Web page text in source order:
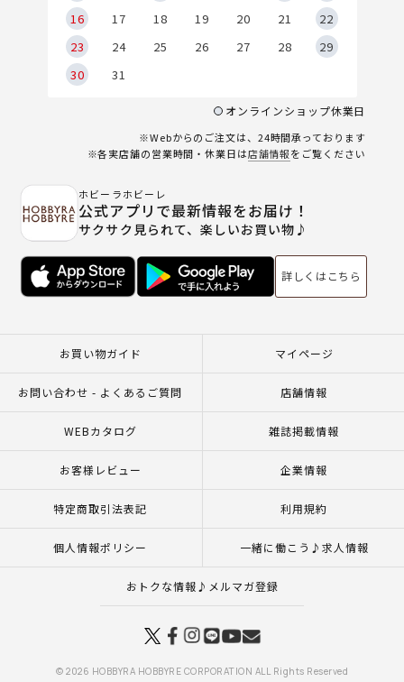
16
17 18 19 20 21
22
23
24 25 26 27 28
29
30
31
オンラインショップ休業日
※Webからのご注文は、24時間承っております
※各実店舗の営業時間・休業日は店舗情報をご覧ください
ホビーラホビーレ
公式アプリで最新情報をお届け！
サクサク見られて、楽しいお買い物♪
詳しくはこちら
お買い物ガイド マイページ
お問い合わせ - よくあるご質問 店舗情報
WEBカタログ 雑誌掲載情報
お客様レビュー 企業情報
特定商取引法表記 利用規約
個人情報ポリシー 一緒に働こう♪求人情報
おトクな情報♪メルマガ登録
© 2026 HOBBYRA HOBBYRE CORPORATION ALL Rights Reserved